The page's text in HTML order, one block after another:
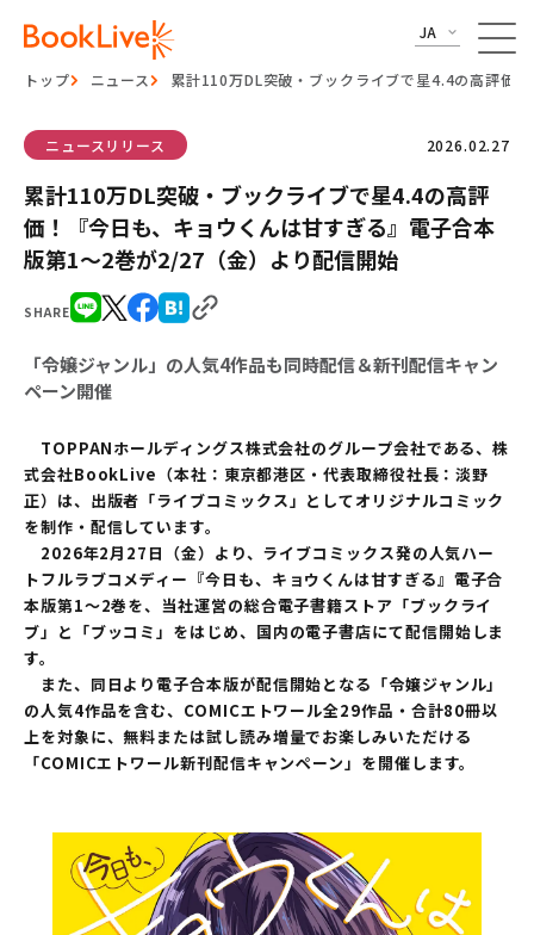
JA
トップ ニュース 累計110万DL突破・ブックライブで星4.4の高評価
SHARE
ニュースリリース 2026.02.27
累計110万DL突破・ブックライブで星4.4の高評
価！『今日も、キョウくんは甘すぎる』電子合本
版第1～2巻が2/27（金）より配信開始
「令嬢ジャンル」の人気4作品も同時配信＆新刊配信キャン
ペーン開催
TOPPANホールディングス株式会社のグループ会社である、株
式会社BookLive（本社：東京都港区・代表取締役社長：淡野
正）は、出版者「ライブコミックス」としてオリジナルコミック
を制作・配信しています。
2026年2月27日（金）より、ライブコミックス発の人気ハー
トフルラブコメディー『今日も、キョウくんは甘すぎる』電子合
本版第1～2巻を、当社運営の総合電子書籍ストア「ブックライ
ブ」と「ブッコミ」をはじめ、国内の電子書店にて配信開始しま
す。
また、同日より電子合本版が配信開始となる「令嬢ジャンル」
の人気4作品を含む、COMICエトワール全29作品・合計80冊以
上を対象に、無料または試し読み増量でお楽しみいただける
「COMICエトワール新刊配信キャンペーン」を開催します。